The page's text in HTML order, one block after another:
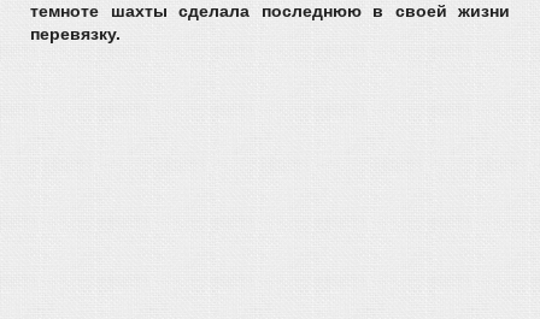
темноте шахты сделала последнюю в своей жизни
перевязку.